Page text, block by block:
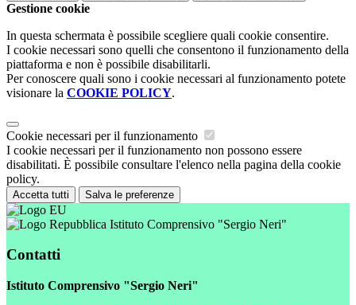
Gestione cookie
In questa schermata è possibile scegliere quali cookie consentire.
I cookie necessari sono quelli che consentono il funzionamento della
piattaforma e non è possibile disabilitarli.
Per conoscere quali sono i cookie necessari al funzionamento potete
visionare la COOKIE POLICY.
Cookie necessari per il funzionamento
I cookie necessari per il funzionamento non possono essere
disabilitati. È possibile consultare l'elenco nella pagina della cookie
policy.
Accetta tutti Salva le preferenze
Istituto Comprensivo "Sergio Neri"
Contatti
Istituto Comprensivo "Sergio Neri"